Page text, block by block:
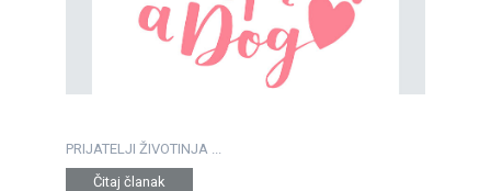
PRIJATELJI ŽIVOTINJA ...
Čitaj članak